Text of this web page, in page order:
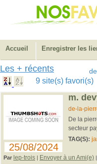
Accueil Enregistrer les
Les + récents
9 site(s) favori(s)
25/08/2024
m.
de-la-
De la
secteur
TAG(S):
Par lep-trois | Envoyer à un Ami(e) |